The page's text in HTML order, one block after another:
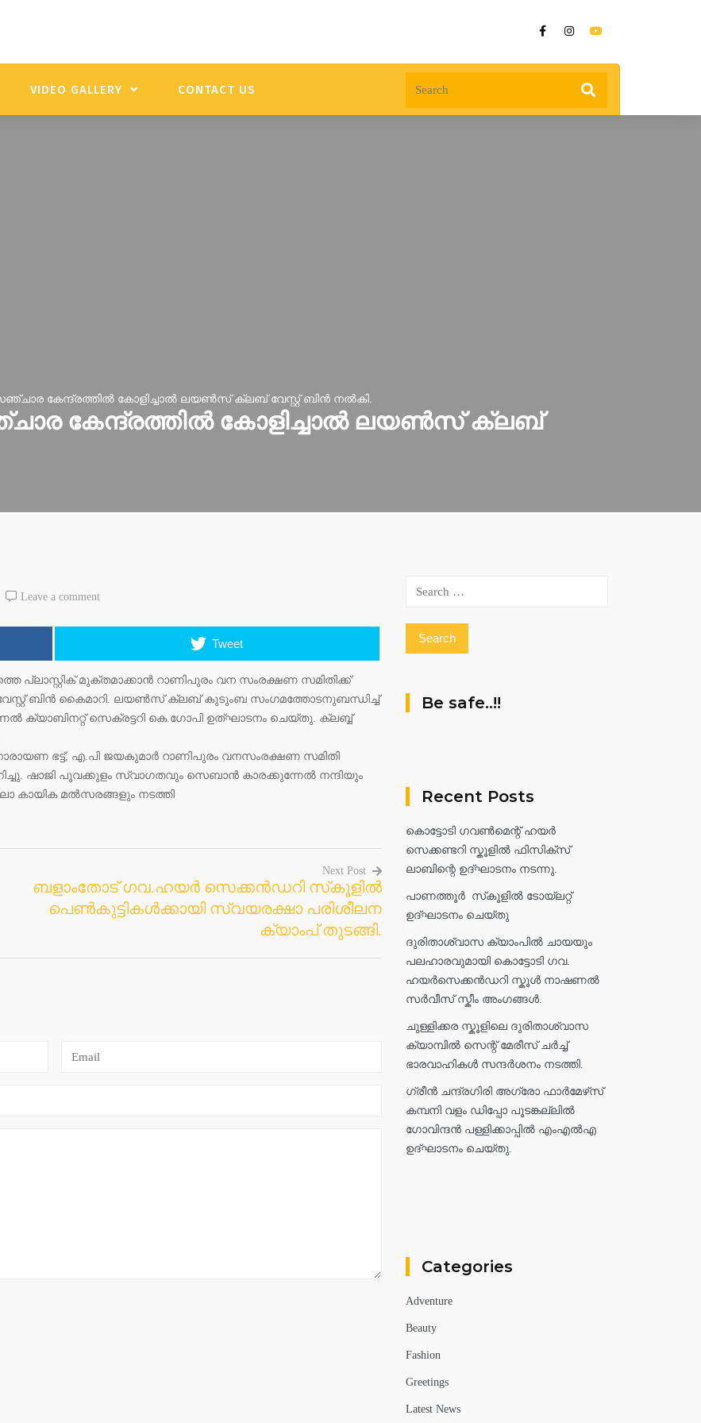
VIDEO GALLERY CONTACT US
കേന്ദ്രത്തില്‍ കോളിച്ചാല്‍ ലയണ്‍സ് ക്ലബ് വേസ്റ്റ് ബിന്‍ നല്‍കി.
കേന്ദ്രത്തില്‍ കോളിച്ചാല്‍ ലയണ്‍സ് ക്ലബ്
Leave a comment
Tweet
പ്ലാസ്റ്റിക് മുക്തമാക്കാന്‍ റാണിപുരം വന സംരക്ഷണ സമിതിക്ക്
ബിന്‍ കൈമാറി. ലയണ്‍സ് ക്ലബ് കുടുംബ സംഗമത്തോടനുബന്ധിച്ച്
ക്യാബിനറ്റ് സെക്രട്ടറി കെ.ഗോപി ഉത്ഘാടനം ചെയ്തു. ക്ലബ്ബ്
ഭട്ട്, എ.പി ജയകുമാര്‍ റാണിപുരം വനസംരക്ഷണ സമിതി
ഷാജി പൂവക്കുളം സ്വാഗതവും സെബാന്‍ കാരക്കുന്നേല്‍ നന്ദിയും
കായിക മല്‍സരങ്ങളും നടത്തി
Next Post
ബളാംതോട് ഗവ.ഹയര്‍ സെക്കന്‍ഡറി സ്‌കൂളില്‍
പെണ്‍കുട്ടികള്‍ക്കായി സ്വയരക്ഷാ പരിശീലന
ക്യാംപ് തുടങ്ങി.
Be safe..!!
Recent Posts
കൊട്ടോടി ഗവൺമെന്റ് ഹയർ
സെക്കണ്ടറി സ്കൂളിൽ ഫിസിക്സ്
ലാബിന്റെ ഉദ്ഘാടനം നടന്നു.
പാണത്തൂർ സ്‌കൂളിൽ ടോയ്ലറ്റ്
ഉദ്ഘാടനം ചെയ്തു
ദുരിതാശ്വാസ ക്യാംപിൽ ചായയും
പലഹാരവുമായി കൊട്ടോടി ഗവ.
ഹയർസെക്കൻഡറി സ്കൂൾ നാഷണൽ
സർവീസ് സ്കീം അംഗങ്ങൾ.
ചുള്ളിക്കര സ്കൂളിലെ ദുരിതാശ്വാസ
ക്യാമ്പിൽ സെന്റ് മേരീസ് ചർച്ച്
ഭാരവാഹികൾ സന്ദർശനം നടത്തി.
ഗ്രീൻ ചന്ദ്രഗിരി അഗ്രോ ഫാർമേഴ്‌സ്
കമ്പനി വളം ഡിപ്പോ പൂടങ്കല്ലിൽ
ഗോവിന്ദൻ പള്ളിക്കാപ്പിൽ എംഎൽഎ
ഉദ്ഘാടനം ചെയ്തു.
Categories
Adventure
Beauty
Fashion
Greetings
Latest News